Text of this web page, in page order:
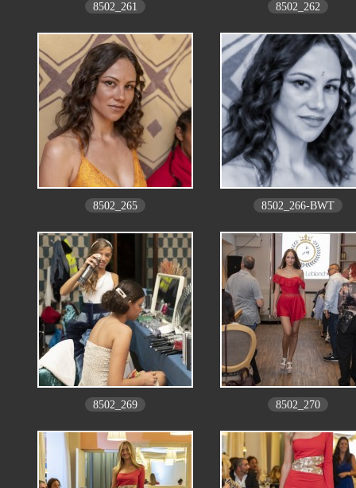
8502_261 8502_262
8502_265 8502_266-BWT
8502_269 8502_270